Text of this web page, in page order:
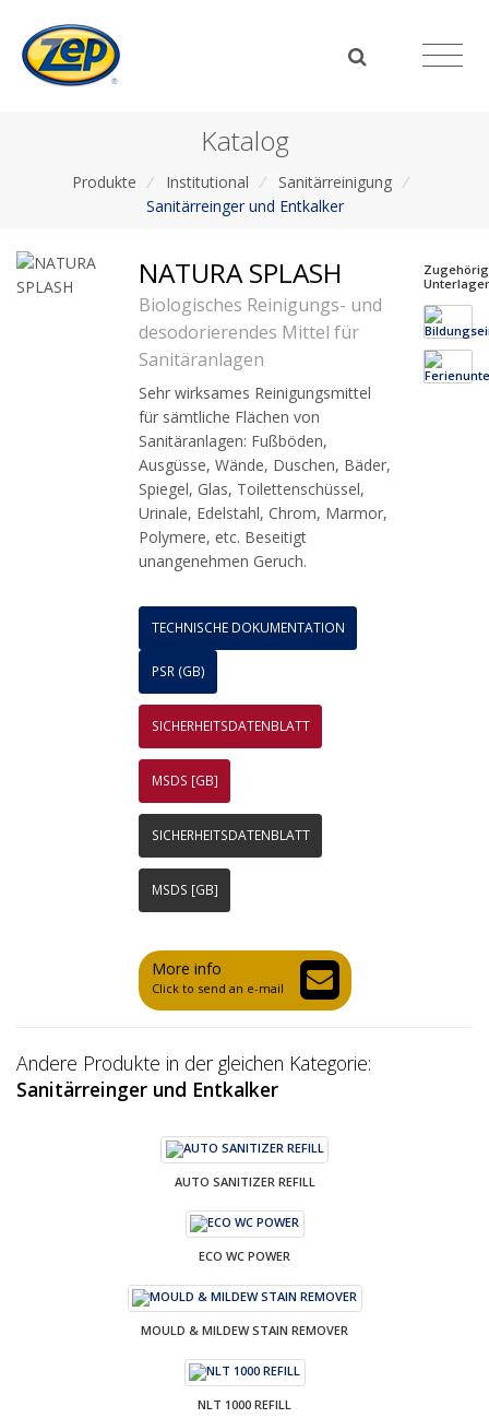
Katalog
Produkte / Institutional / Sanitärreinigung /
Sanitärreinger und Entkalker
NATURA SPLASH
Biologisches Reinigungs- und
desodorierendes Mittel für
Sanitäranlagen
Sehr wirksames Reinigungsmittel
für sämtliche Flächen von
Sanitäranlagen: Fußböden,
Ausgüsse, Wände, Duschen, Bäder,
Spiegel, Glas, Toilettenschüssel,
Urinale, Edelstahl, Chrom, Marmor,
Polymere, etc. Beseitigt
unangenehmen Geruch.
TECHNISCHE DOKUMENTATION
PSR (GB)
SICHERHEITSDATENBLATT
MSDS [GB]
SICHERHEITSDATENBLATT
MSDS [GB]
More info
Click to send an e-mail
Andere Produkte in der gleichen Kategorie:
Sanitärreinger und Entkalker
AUTO SANITIZER REFILL
ECO WC POWER
MOULD & MILDEW STAIN REMOVER
NLT 1000 REFILL